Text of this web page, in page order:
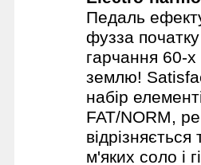
Electro-
Педаль
фузза
гарчання 60-
землю!
набір
FAT/NORM,